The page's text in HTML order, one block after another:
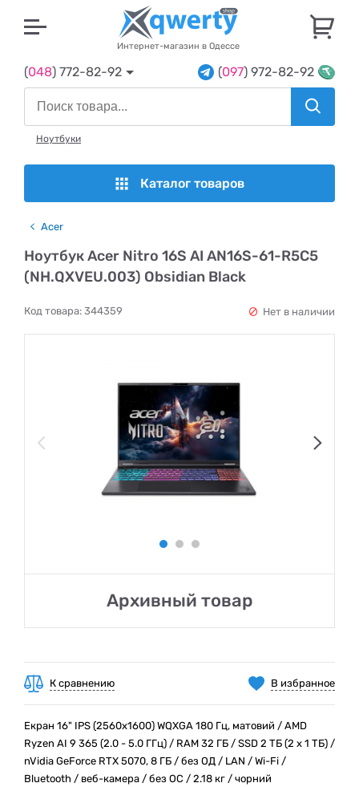
Интернет-магазин в Одессе
(048) 772-82-92 (097) 972-82-92
Ноутбуки
Каталог товаров
Acer
Ноутбук Acer Nitro 16S AI AN16S-61-R5C5
(NH.QXVEU.003) Obsidian Black
Код товара: 344359 Нет в наличии
Архивный товар
В избранное
К сравнению
Екран 16" IPS (2560x1600) WQXGA 180 Гц, матовий / AMD
Ryzen AI 9 365 (2.0 - 5.0 ГГц) / RAM 32 ГБ / SSD 2 ТБ (2 х 1 ТБ) /
nVidia GeForce RTX 5070, 8 ГБ / без ОД / LAN / Wi-Fi /
Bluetooth / веб-камера / без ОС / 2.18 кг / чорний